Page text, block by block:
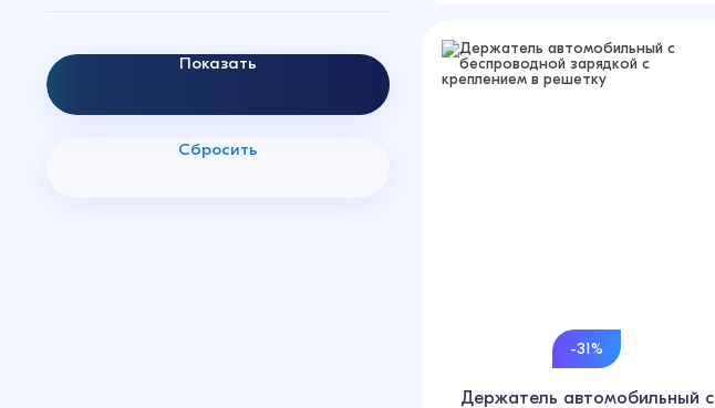
Сбросить
Показать
-31%
Держатель автомобильный с